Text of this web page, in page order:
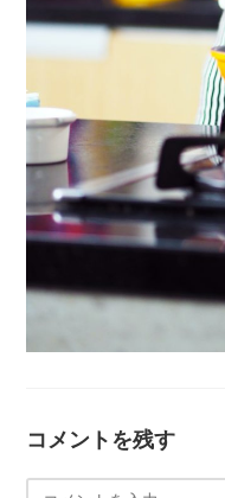
コメントを残す